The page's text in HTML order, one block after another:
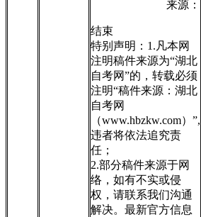
来源：
结束
特别声明：1.凡本网
注明稿件来源为“湖北
自考网”的，转载必须
注明“稿件来源：湖北
自考网
（www.hbzkw.com）”,
违者将依法追究责
任；
2.部分稿件来源于网
络，如有不实或侵
权，请联系我们沟通
解决。最新官方信息